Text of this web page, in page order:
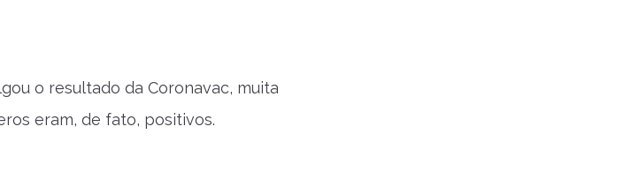
o resultado da Coronavac, muita
eram, de fato, positivos.